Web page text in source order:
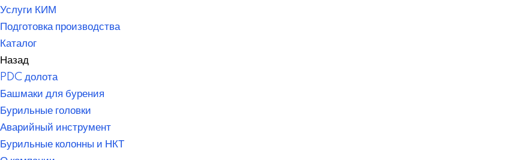
Услуги КИМ
Подготовка производства
Каталог
Назад
PDC долота
Башмаки для бурения
Бурильные головки
Аварийный инструмент
Бурильные колонны и НКТ